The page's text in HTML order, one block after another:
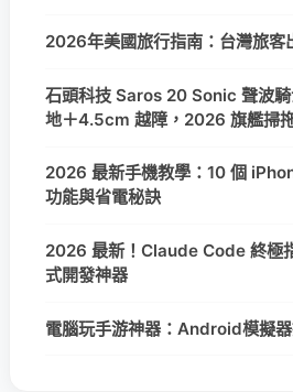
2026年美國旅行指南：台灣旅客
石頭科技 Saros 20 Sonic 聲波
地＋4.5cm 越障，2026 旗艦掃
2026 最新手機教學：10 個
功能與省電秘訣
2026 最新！Claude Code 終極
式開發神器
電腦玩手游神器：Android模擬